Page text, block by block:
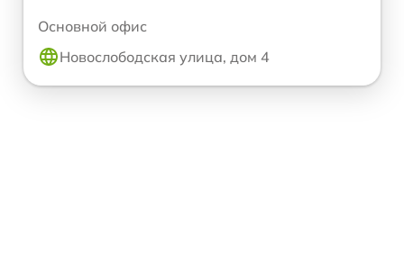
Основной офис
Новослободская улица, дом 4